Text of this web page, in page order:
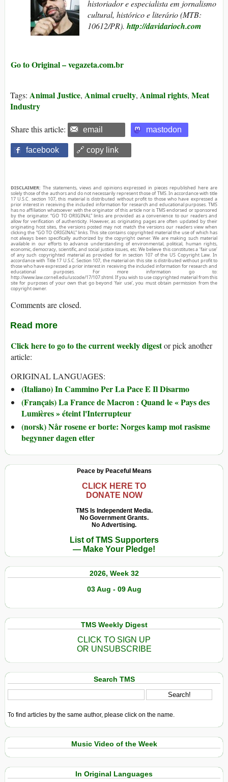
historiador e especialista em jornalismo
cultural, histórico e literário(MTB:
10612/PR). http://davidarioch.com
Go to Original – vegazeta.com.br
Tags: Animal Justice, Animal cruelty, Animal rights, Meat
Industry
Share this article: email mastodon
facebook 🔗 copy link
DISCLAIMER: The statements, views and opinions expressed in pieces republished here are
solely those of the authors and do not necessarily represent those of TMS. In accordance with title
17 U.S.C. section 107, this material is distributed without profit to those who have expressed a
prior interest in receiving the included information for research and educational purposes. TMS
has no affiliation whatsoever with the originator of this article nor is TMS endorsed or sponsored
by the originator. “GO TO ORIGINAL” links are provided as a convenience to our readers and
allow for verification of authenticity. However, as originating pages are often updated by their
originating host sites, the versions posted may not match the versions our readers view when
clicking the “GO TO ORIGINAL” links. This site contains copyrighted material the use of which has
not always been specifically authorized by the copyright owner. We are making such material
available in our efforts to advance understanding of environmental, political, human rights,
economic, democracy, scientific, and social justice issues, etc. We believe this constitutes a ‘fair use’
of any such copyrighted material as provided for in section 107 of the US Copyright Law. In
accordance with Title 17 U.S.C. Section 107, the material on this site is distributed without profit to
those who have expressed a prior interest in receiving the included information for research and
educational purposes. For more information go to:
http://www.law.cornell.edu/uscode/17/107.shtml. If you wish to use copyrighted material from this
site for purposes of your own that go beyond ‘fair use’, you must obtain permission from the
copyright owner.
Comments are closed.
Read more
Click here to go to the current weekly digestor pick another
article:
ORIGINAL LANGUAGES:
(Italiano) In Cammino Per La Pace E Il Disarmo
(Français) La France de Macron : Quand le « Pays des
Lumières » éteint l'Interrupteur
(norsk) Når rosene er borte: Norges kamp mot rasisme
begynner dagen etter
Peace by Peaceful Means
CLICK HERE TO
DONATE NOW
TMS Is Independent Media.
No Government Grants.
No Advertising.
List of TMS Supporters
— Make Your Pledge!
2026, Week 32
03 Aug - 09 Aug
TMS Weekly Digest
CLICK TO SIGN UP
OR UNSUBSCRIBE
Search TMS
To find articles by the same author, please click on the name.
Music Video of the Week
In Original Languages